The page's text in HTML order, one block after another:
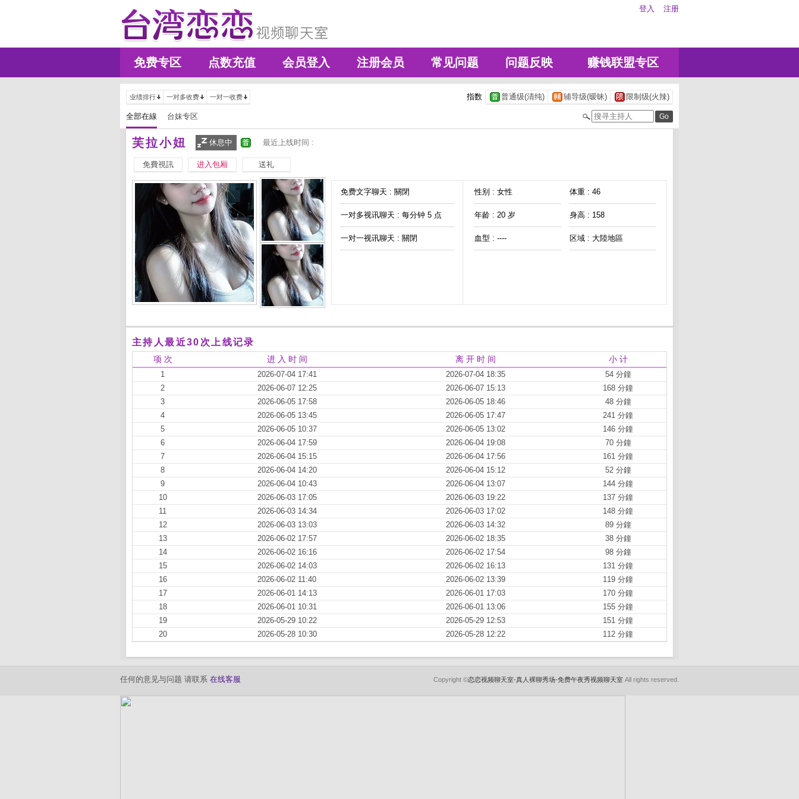
登入 注册
免费专区 点数充值 会员登入 注册会员 常见问题 问题反映 赚钱联盟专区
业绩排行 一对多收费 一对一收费 指数 普通级(清纯) 辅导级(暧昧) 限制级(火辣)
全部在線 台妹专区
芙拉小妞 休息中 最近上线时间 :
免費視訊 进入包厢 送礼
免费文字聊天 : 關閉
一对多视讯聊天 : 每分钟 5 点
一对一视讯聊天 : 關閉
性别 : 女性 体重 : 46
年龄 : 20 岁 身高 : 158
血型 : ---- 区域 : 大陸地區
主持人最近30次上线记录
项 次 进 入 时 间 离 开 时 间 小 计
1 2026-07-04 17:41 2026-07-04 18:35
54 分鐘
2
2026-06-07 12:25 2026-06-07 15:13
168 分鐘
3
2026-06-05 17:58 2026-06-05 18:46
48 分鐘
4
2026-06-05 13:45 2026-06-05 17:47
241 分鐘
5
2026-06-05 10:37 2026-06-05 13:02
146 分鐘
6
2026-06-04 17:59 2026-06-04 19:08
70 分鐘
7
2026-06-04 15:15 2026-06-04 17:56
161 分鐘
8
2026-06-04 14:20 2026-06-04 15:12
52 分鐘
9
2026-06-04 10:43 2026-06-04 13:07
144 分鐘
10
2026-06-03 17:05 2026-06-03 19:22
137 分鐘
11
2026-06-03 14:34 2026-06-03 17:02
148 分鐘
12
2026-06-03 13:03 2026-06-03 14:32
89 分鐘
13
2026-06-02 17:57 2026-06-02 18:35
38 分鐘
14
2026-06-02 16:16 2026-06-02 17:54
98 分鐘
15
2026-06-02 14:03 2026-06-02 16:13
131 分鐘
16
2026-06-02 11:40 2026-06-02 13:39
119 分鐘
17
2026-06-01 14:13 2026-06-01 17:03
170 分鐘
18
2026-06-01 10:31 2026-06-01 13:06
155 分鐘
19
2026-05-29 10:22 2026-05-29 12:53
151 分鐘
20
2026-05-28 10:30 2026-05-28 12:22 112 分鐘
任何的意见与问题 请联系 在线客服 Copyright ©恋恋视频聊天室-真人裸聊秀场-免费午夜秀视频聊天室 All rights reserved.